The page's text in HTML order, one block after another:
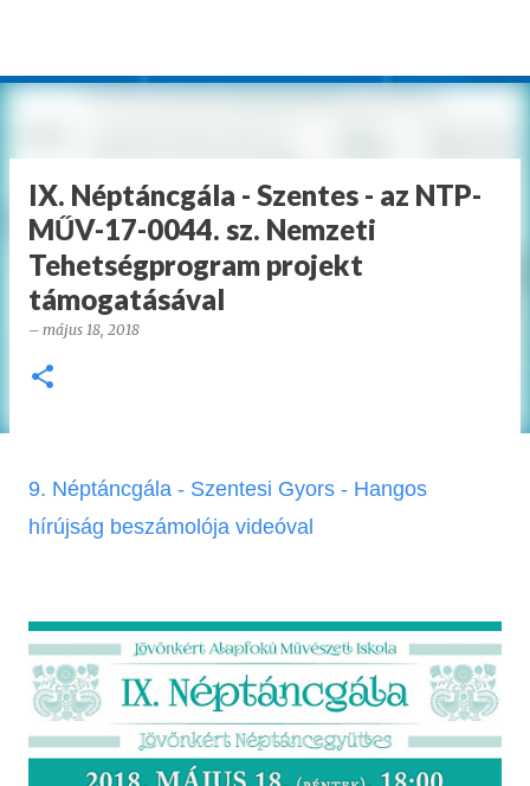
IX. Néptáncgála - Szentes - az NTP-
MŰV-17-0044. sz. Nemzeti
Tehetségprogram projekt
támogatásával
– május 18, 2018
9. Néptáncgála - Szentesi Gyors - Hangos
hírújság beszámolója videóval